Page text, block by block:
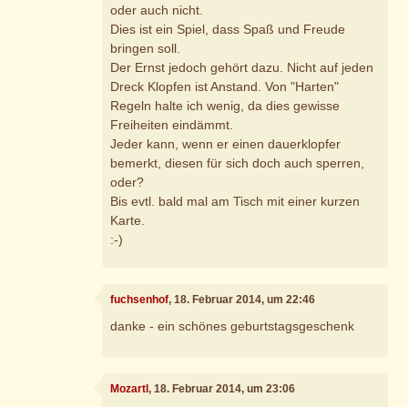
oder auch nicht.
Dies ist ein Spiel, dass Spaß und Freude
bringen soll.
Der Ernst jedoch gehört dazu. Nicht auf jeden
Dreck Klopfen ist Anstand. Von "Harten"
Regeln halte ich wenig, da dies gewisse
Freiheiten eindämmt.
Jeder kann, wenn er einen dauerklopfer
bemerkt, diesen für sich doch auch sperren,
oder?
Bis evtl. bald mal am Tisch mit einer kurzen
Karte.
:-)
fuchsenhof, 18. Februar 2014, um 22:46
danke - ein schönes geburtstagsgeschenk
Mozartl, 18. Februar 2014, um 23:06